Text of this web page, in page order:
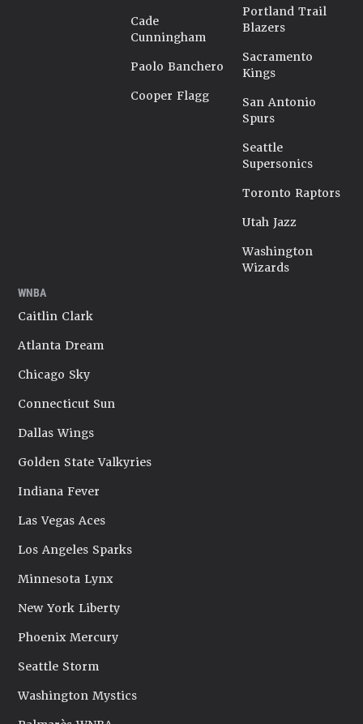
Cade
Cunningham
Paolo Banchero
Cooper Flagg
Portland Trail
Blazers
Sacramento
Kings
San Antonio
Spurs
Seattle
Supersonics
Toronto Raptors
Utah Jazz
Washington
Wizards
WNBA
Caitlin Clark
Atlanta Dream
Chicago Sky
Connecticut Sun
Dallas Wings
Golden State Valkyries
Indiana Fever
Las Vegas Aces
Los Angeles Sparks
Minnesota Lynx
New York Liberty
Phoenix Mercury
Seattle Storm
Washington Mystics